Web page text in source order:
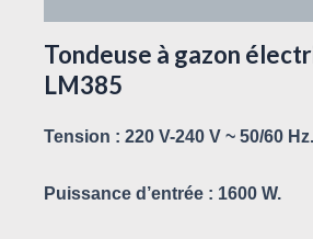
Tondeuse à gazon
LM385
Tension : 220 V-240 V ~ 50/60 Hz.
Puissance d’entrée : 1600 W.